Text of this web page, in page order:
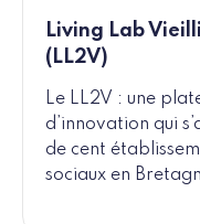
Living Lab
(LL2V)
Le LL2V : une
d’innovation qui
de cent
sociaux en